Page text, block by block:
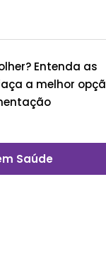
Entenda as
a melhor
Saúde